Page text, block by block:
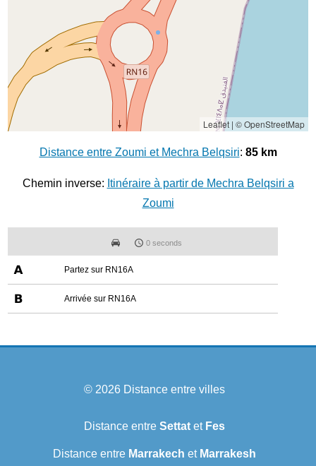
Leaflet| © OpenStreetMap
Distance entre Zoumi et Mechra Belqsiri: 85 km
Chemin inverse: Itinéraire à partir de Mechra Belqsiri a
Zoumi
0 seconds
Partez sur RN16A
Arrivée sur RN16A
© 2026 Distance entre villes
Distance entre Settat et Fes
Distance entre Marrakech et Marrakesh